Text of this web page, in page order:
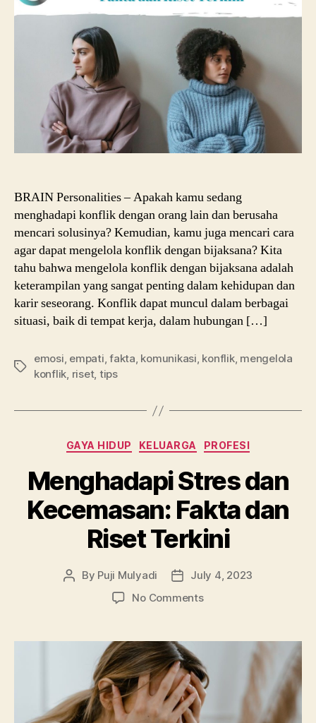
BRAIN Personalities – Apakah kamu sedang
menghadapi konflik dengan orang lain dan berusaha
mencari solusinya? Kemudian, kamu juga mencari cara
agar dapat mengelola konflik dengan bijaksana? Kita
tahu bahwa mengelola konflik dengan bijaksana adalah
keterampilan yang sangat penting dalam kehidupan dan
karir seseorang. Konflik dapat muncul dalam berbagai
situasi, baik di tempat kerja, dalam hubungan […]
Tags
emosi, empati,fakta, komunikasi, konflik, mengelola
konflik, riset, tips
Categories
GAYA HIDUP KELUARGA PROFESI
Menghadapi Stres dan
Kecemasan: Fakta dan
Riset Terkini
Post
By Puji Mulyadi
PostJuly 4, 2023
No Commentson
dan
Kecemasan:
Fakta
dan
Riset